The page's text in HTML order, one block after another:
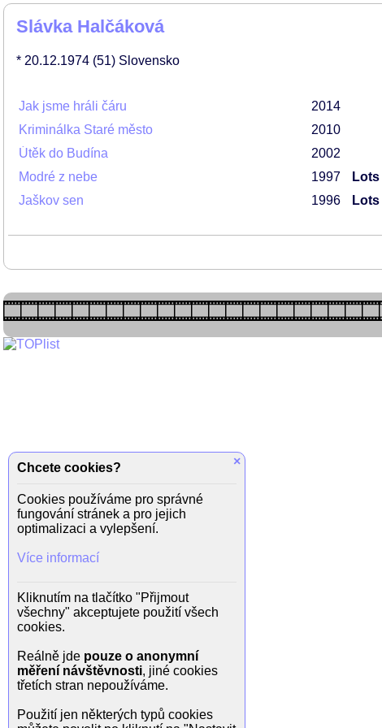
Slávka Halčáková
* 20.12.1974 (51) Slovensko
Jak jsme hráli čáru 2014
Kriminálka Staré město
2010
Útěk do Budína
2002
Modré z nebe
1997 Lots
Jaškov sen
1996 Lots
×
Chcete cookies?
Cookies používáme pro správné
fungování stránek a pro jejich
optimalizaci a vylepšení.
Více informací
Kliknutím na tlačítko "Přijmout
všechny" akceptujete použití všech
cookies.
Reálně jde pouze o anonymní
měření návštěvnosti, jiné cookies
třetích stran nepoužíváme.
Použití jen některých typů cookies